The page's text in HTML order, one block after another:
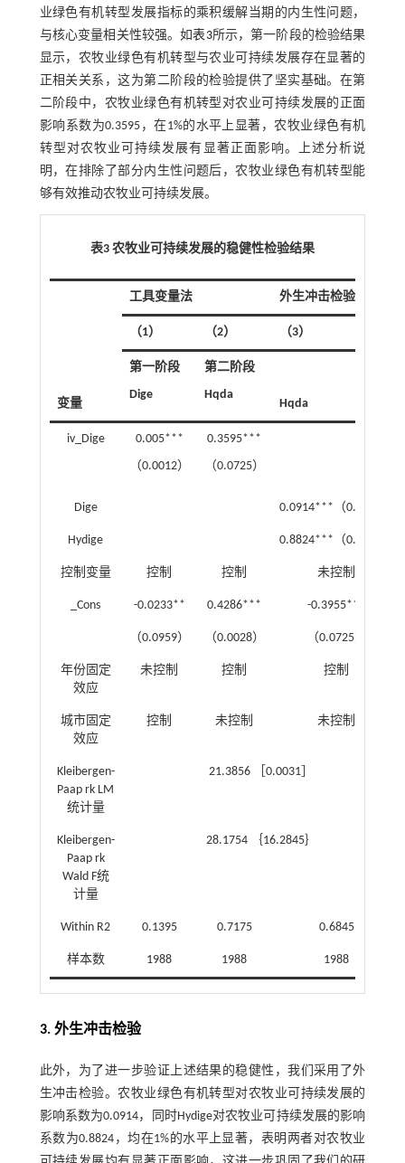
业绿色有机转型发展指标的乘积缓解当期的内生性问题，
与核心变量相关性较强。如表3所示，第一阶段的检验结果
显示，农牧业绿色有机转型与农业可持续发展存在显著的
正相关关系，这为第二阶段的检验提供了坚实基础。在第
二阶段中，农牧业绿色有机转型对农业可持续发展的正面
影响系数为0.3595，在1%的水平上显著，农牧业绿色有机
转型对农牧业可持续发展有显著正面影响。上述分析说
明，在排除了部分内生性问题后，农牧业绿色有机转型能
够有效推动农牧业可持续发展。
表3 农牧业可持续发展的稳健性检验结果
变量
工具变量法 外生冲击检验
（1） （2） （3）
第一阶段
Dige
第二阶段
Hqda
Hqda
iv_Dige
0.005***
（0.0012）
0.3595***
（0.0725）
Dige 0.0914***（0.0273）
Hydige 0.8824***（0.0315）
控制变量 控制 控制 未控制
_Cons -0.0233** 0.4286*** -0.3955***
（0.0959） （0.0028） （0.0725）
年份固定
效应
未控制 控制 控制
城市固定
效应
控制 未控制 未控制
Kleibergen-
Paap rk LM
统计量
21.3856 ［0.0031］
Kleibergen-
Paap rk
Wald F统
计量
28.1754 ｛16.2845｝
Within R2 0.1395 0.7175 0.6845
样本数 1988 1988 1988
3. 外生冲击检验
此外，为了进一步验证上述结果的稳健性，我们采用了外
生冲击检验。农牧业绿色有机转型对农牧业可持续发展的
影响系数为0.0914，同时Hydige对农牧业可持续发展的影响
系数为0.8824，均在1%的水平上显著，表明两者对农牧业